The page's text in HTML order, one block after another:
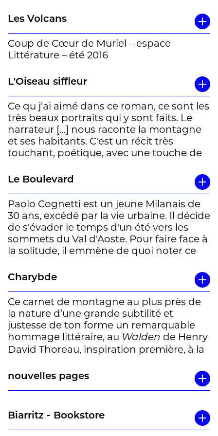
Les Volcans
Coup de Cœur de Muriel – espace
Littérature – été 2016
L'Oiseau siffleur
Ce qu j'ai aimé dans ce roman, ce sont les
très beaux portraits qui y sont faits. Le
narrateur […] nous raconte la montagne
et ses habitants. C'est un récit très
touchant, poétique, avec une touche de
tous ceux qui ont envie de se poser et qui
Sophie
Le Boulevard
Paolo Cognetti est un jeune Milanais de
30 ans, excédé par la vie urbaine. Il décide
de s'évader le temps d'un été vers les
sommets du Val d'Aoste. Pour faire face à
la solitude, il emmène de quoi noter ce
pas d'emporter les œuvres de Mario
Rigoni Stern, Élisée Reclus, Antonia
Pozzi…
Avec une grande économie de moyens,
Paolo Cognetti évoque son quotidien, les
petites rencontres fortuites avec les
chiens errants ou les rares paysans qui
montagne pour être transporté vers les
hauteurs, pas besoin de partir en
garçon sauvage vous prendra dans sa
Charybde
Ce carnet de montagne au plus près de
la nature d’une grande subtilité et
justesse de ton forme un remarquable
hommage littéraire, au Walden de Henry
David Thoreau, inspiration première, à la
de découvrir, à Mario Rigoni Stern dont
les nouvelles l’accompagnent lorsqu’il est
neige tardives (
), et
enfin lorsqu’il explore et décrit la
montagne sur les traces d’Élisée Reclus,
nouvelles pages
Biarritz - Bookstore